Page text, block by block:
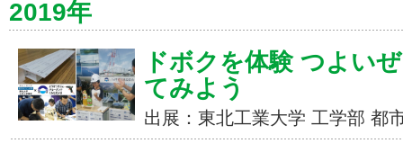
2019年
ドボクを体験 つよい
てみよう
出展：東北工業大学 工学部 都